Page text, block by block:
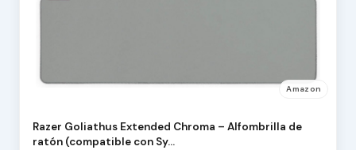
Amazon
Razer Goliathus Extended Chroma – Alfombrilla de
ratón (compatible con Sy…